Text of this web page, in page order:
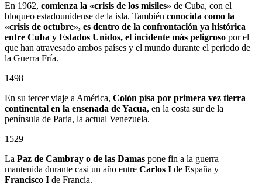
En 1962, comienza la «crisis de los misiles» de Cuba, con el
bloqueo estadounidense de la isla. También conocida como la
«crisis de octubre», es dentro de la confrontación ya histórica
entre Cuba y Estados Unidos, el incidente más peligroso por el
que han atravesado ambos países y el mundo durante el periodo de
la Guerra Fría.
1498
En su tercer viaje a América, Colón pisa por primera vez tierra
continental en la ensenada de Yacua, en la costa sur de la
península de Paria, la actual Venezuela.
1529
La Paz de Cambray o de las Damas pone fin a la guerra
mantenida durante casi un año entre Carlos I de España y
Francisco I de Francia.